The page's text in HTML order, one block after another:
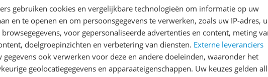
-5%
gebruiken cookies en vergelijkbare technologieën om informatie op uw
en te openen en om persoonsgegevens te verwerken, zoals uw IP-adres,
voor gepersonaliseerde advertenties en content, meting
doelgroepinzichten en verbetering van diensten. Externe leveranciers
gegevens ook verwerken voor deze en andere doeleinden, waaronder het
geolocatiegegevens en apparaateigenschappen. Uw keuzes gelden